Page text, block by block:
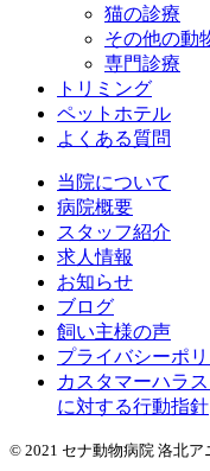
猫の診療
その他の動
専門診療
トリミング
ペットホテル
よくある質問
当院について
病院概要
スタッフ紹介
求人情報
お知らせ
ブログ
飼い主様の声
プライバシーポ
カスタマーハラ
に対する行動指針
© 2021 セナ動物病院 洛北ア